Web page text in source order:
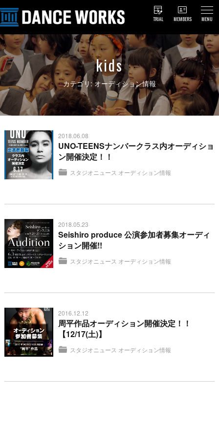
TRIAL MEMBERS MENU
kids
カテゴリ: オーディション情報
2018.06.08
UNO-TEENSナンバークラス内オーディショ
ン開催決定！！
スタジオニュース オーディション情報
2018.05.23
Seishiro produce 公演参加者募集オーディ
ション開催!!
スタジオニュース オーディション情報
2016.12.12
周平作品オーディション開催決定！！
【12/17(土)】
スタジオニュース オーディション情報